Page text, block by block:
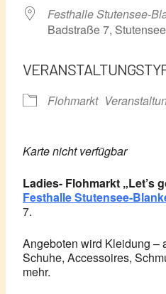
Festhalle Stutensee-
Badstraße 7,
Flohmarkt
Karte nicht verfügbar
Ladies- Flohmarkt „Let’s
Festhalle Stutensee-
7.
Angeboten wird Kleidung –
Schuhe, Accessoires,
mehr.